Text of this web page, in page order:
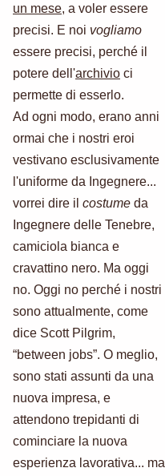
un mese, a voler essere
precisi. E noi vogliamo
essere precisi, perché il
potere dell'archivio ci
permette di esserlo.
Ad ogni modo, erano anni
ormai che i nostri eroi
vestivano esclusivamente
l'uniforme da Ingegnere...
vorrei dire il costume da
Ingegnere delle Tenebre,
camiciola bianca e
cravattino nero. Ma oggi
no. Oggi no perché i nostri
sono attualmente, come
dice Scott Pilgrim,
“between jobs”. O meglio,
sono stati assunti da una
nuova impresa, e
attendono trepidanti di
cominciare la nuova
esperienza lavorativa... ma